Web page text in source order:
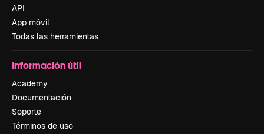
API
App móvil
Todas las herramientas
Información útil
Academy
Documentación
Soporte
Términos de uso